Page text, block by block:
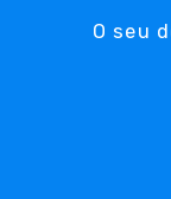
O seu